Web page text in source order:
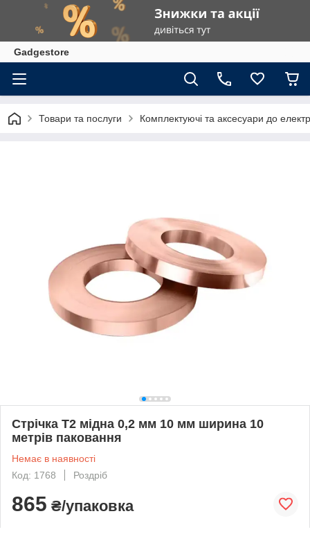
Gadgestore
Товари та послуги Комплектуючі та аксесуари до
Стрічка Т2 мідна 0,2 мм 10 мм ширина 10
метрів паковання
Немає в наявності
Код: 1768
Роздріб
865 ₴/упаковка